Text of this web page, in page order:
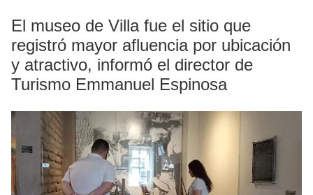
El museo de Villa fue el sitio que
registró mayor afluencia por ubicación
y atractivo, informó el director de
Turismo Emmanuel Espinosa